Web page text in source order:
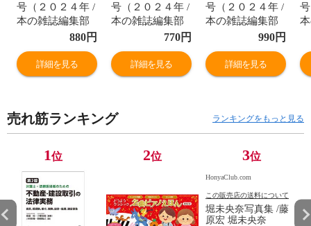
号（２０２４年 /
本の雑誌編集部
880円
詳細を見る
号（２０２４年 /
本の雑誌編集部
770円
詳細を見る
号（２０２４年 /
本の雑誌編集部
990円
詳細を見る
売れ筋ランキング ランキングをもっと見る
1位 2位 3位
HonyaClub.com
この販売店の送料について
堀未央奈写真集 /藤
原宏 堀未央奈